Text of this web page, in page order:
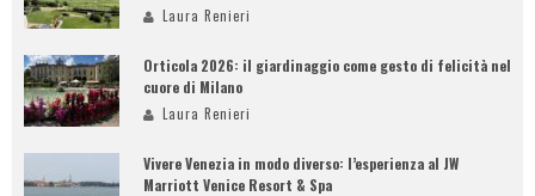
Laura Renieri
Orticola 2026: il giardinaggio come gesto di felicità nel
cuore di Milano
Laura Renieri
Vivere Venezia in modo diverso: l’esperienza al JW
Marriott Venice Resort & Spa